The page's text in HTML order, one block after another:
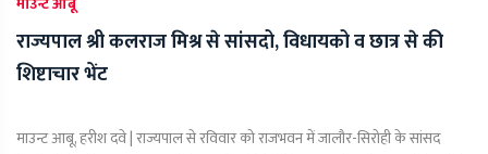
राज्यपाल श्री कलराज मिश्र से सांसदो, विधायको व छात्र से की
शिष्टाचार भेंट
माउन्ट आबू, हरीश दवे | राज्यपाल से रविवार को राजभवन में जालौर-सिरोही के सांसद